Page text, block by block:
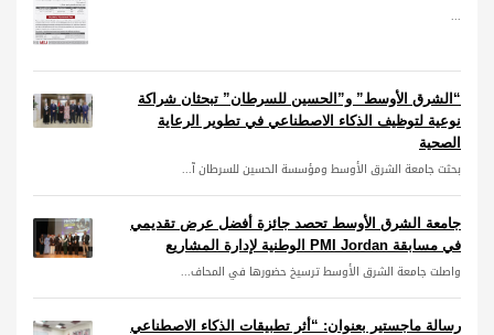
...
“الشرق الأوسط” و”الحسين للسرطان” تبحثان شراكة
نوعية لتوظيف الذكاء الاصطناعي في تطوير الرعاية
الصحية
بحثت جامعة الشرق الأوسط ومؤسسة الحسين للسرطان آ...
جامعة الشرق الأوسط تحصد جائزة أفضل عرض تقديمي
في مسابقة PMI Jordan الوطنية لإدارة المشاريع
واصلت جامعة الشرق الأوسط ترسيخ حضورها في المحاف...
رسالة ماجستير بعنوان: “أثر تطبيقات الذكاء الاصطناعي